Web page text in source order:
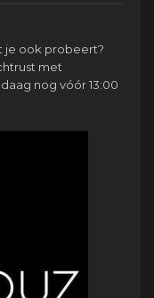
je ook probeert?
met
nog vóór 13:00